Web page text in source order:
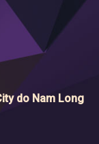
do Nam Long